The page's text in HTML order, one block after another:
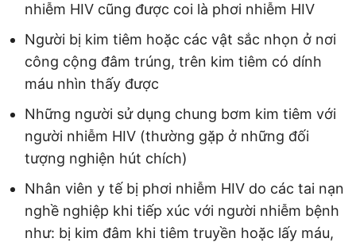
nhiễm HIV cũng được coi là phơi nhiễm HIV
Người bị kim tiêm hoặc các vật sắc nhọn ở nơi
công cộng đâm trúng, trên kim tiêm có dính
máu nhìn thấy được
Những người sử dụng chung bơm kim tiêm với
người nhiễm HIV (thường gặp ở những đối
tượng nghiện hút chích)
Nhân viên y tế bị phơi nhiễm HIV do các tai nạn
nghề nghiệp khi tiếp xúc với người nhiễm bệnh
như: bị kim đâm khi tiêm truyền hoặc lấy máu,